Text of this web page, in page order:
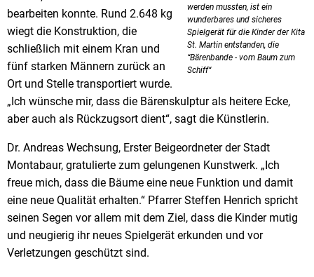
werden mussten, ist ein
wunderbares und sicheres
Spielgerät für die Kinder der Kita
St. Martin entstanden, die
“Bärenbande - vom Baum zum
Schiff“
bearbeiten konnte. Rund 2.648 kg
wiegt die Konstruktion, die
schließlich mit einem Kran und
fünf starken Männern zurück an
Ort und Stelle transportiert wurde.
„Ich wünsche mir, dass die Bärenskulptur als heitere Ecke,
aber auch als Rückzugsort dient“, sagt die Künstlerin.
Dr. Andreas Wechsung, Erster Beigeordneter der Stadt
Montabaur, gratulierte zum gelungenen Kunstwerk. „Ich
freue mich, dass die Bäume eine neue Funktion und damit
eine neue Qualität erhalten.“ Pfarrer Steffen Henrich spricht
seinen Segen vor allem mit dem Ziel, dass die Kinder mutig
und neugierig ihr neues Spielgerät erkunden und vor
Verletzungen geschützt sind.